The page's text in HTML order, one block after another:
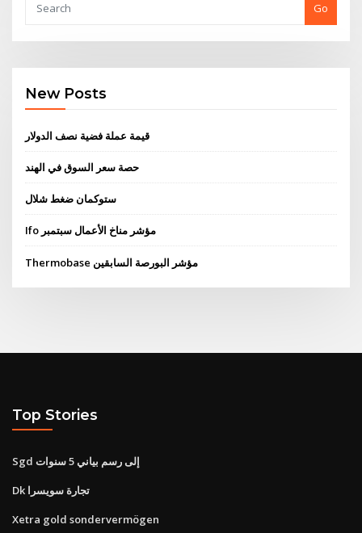
Go
New Posts
قيمة عملة فضية نصف الدولار
حصة سعر السوق في الهند
ستوكمان ضغط شلال
Ifo مؤشر مناخ الأعمال سبتمبر
Thermobase مؤشر البورصة السابقين
Top Stories
Sgd إلى رسم بياني 5 سنوات
Dk تجارة سويسرا
Xetra gold sondervermögen